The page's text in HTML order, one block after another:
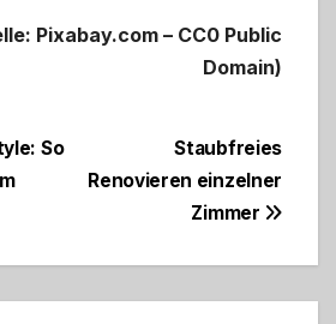
Pixabay.com – CC0 Public
Domain)
Staubfreies
Renovieren einzelner
Zimmer
So